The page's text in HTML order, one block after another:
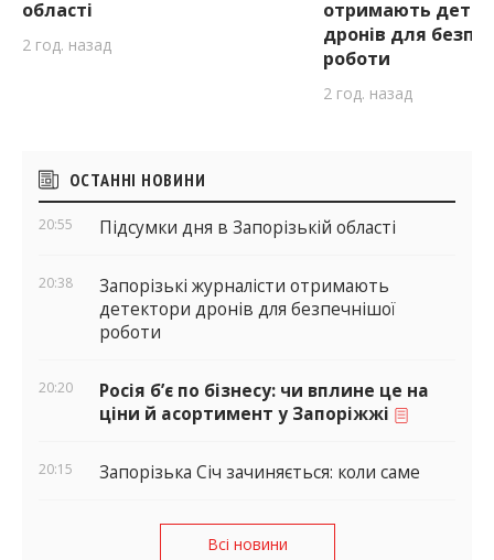
області
2 год. назад
отримають
дронів для
роботи
2 год. назад
Бічні
віджети
ОСТАННІ НОВИНИ
20:55 Підсумки дня в Запорізькій області
20:38
Запорізькі журналісти отримають
детектори дронів для безпечнішої
роботи
20:20
Росія б’є по бізнесу: чи вплине це на
ціни й асортимент у Запоріжжі
20:15 Запорізька Січ зачиняється: коли саме
Всі новини